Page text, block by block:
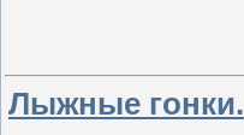
Лыжные гонки.